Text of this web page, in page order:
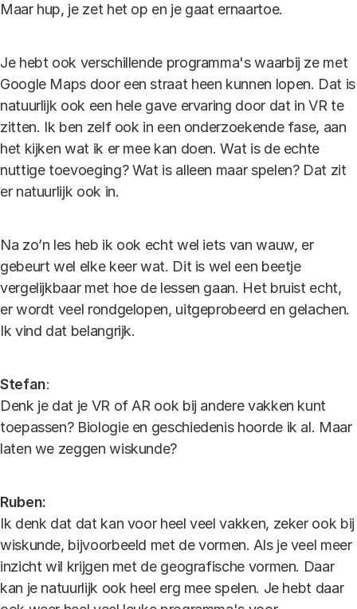
Maar hup, je zet het op en je gaat ernaartoe.
Je hebt ook verschillende programma's waarbij ze met
Google Maps door een straat heen kunnen lopen. Dat is
natuurlijk ook een hele gave ervaring door dat in VR te
zitten. Ik ben zelf ook in een onderzoekende fase, aan
het kijken wat ik er mee kan doen. Wat is de echte
nuttige toevoeging? Wat is alleen maar spelen? Dat zit
er natuurlijk ook in.
Na zo’n les heb ik ook echt wel iets van wauw, er
gebeurt wel elke keer wat. Dit is wel een beetje
vergelijkbaar met hoe de lessen gaan. Het bruist echt,
er wordt veel rondgelopen, uitgeprobeerd en gelachen.
Ik vind dat belangrijk.
Stefan:
Denk je dat je VR of AR ook bij andere vakken kunt
toepassen? Biologie en geschiedenis hoorde ik al. Maar
laten we zeggen wiskunde?
Ruben:
Ik denk dat dat kan voor heel veel vakken, zeker ook bij
wiskunde, bijvoorbeeld met de vormen. Als je veel meer
inzicht wil krijgen met de geografische vormen. Daar
kan je natuurlijk ook heel erg mee spelen. Je hebt daar